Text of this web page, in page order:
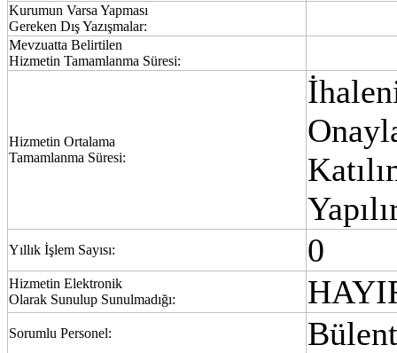
Kurumun Varsa Yapması
Gereken Dış Yazışmalar:
Mevzuatta Belirtilen
Hizmetin Tamamlanma Süresi:
Hizmetin Ortalama
Tamamlanma Süresi:
Yıllık İşlem Sayısı: 0
Hizmetin Elektronik
Olarak Sunulup Sunulmadığı:
Sorumlu Personel: